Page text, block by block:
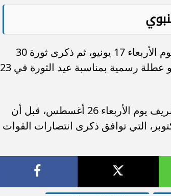
مع حلول منتصف العام، تأتي إجازة رأس السنة الهجرية يوم الأربعاء 17 يونيو، ثم ذكرى ثورة 30
يونيو يوم الثلاثاء 30 من نفس الشهر، كما يشهد شهر يوليو عطلة رسمية بمناسبة عيد الثورة في 23
وأما في النصف الثاني من العام، فيحل المولد النبوي الشريف يوم الأربعاء 26 أغسطس، قبل أن
السادس من أكتوبر، التي توافق ذكرى انتصارات القوات